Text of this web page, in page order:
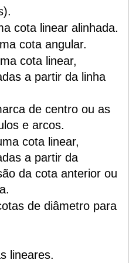
cota linear alinhada.
cota angular.
cota linear,
a partir da linha
de centro ou as
e arcos.
cota linear,
a partir da
da cota anterior ou
de diâmetro para
lineares.